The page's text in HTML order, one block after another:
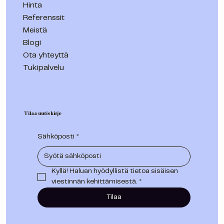
Hinta
Referenssit
Meistä
Blogi
Ota yhteyttä
Tukipalvelu
Tilaa uutiskirje
Sähköposti *
Kyllä! Haluan hyödyllistä tietoa sisäisen
viestinnän kehittämisestä. *
Tilaa